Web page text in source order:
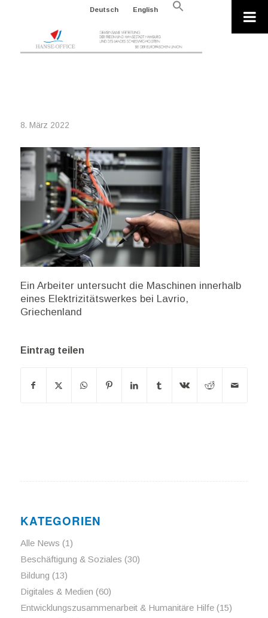
Deutsch English
Search
8. März 2022
Ein Arbeiter untersucht die Maschinen innerhalb
eines Elektrizitätswerkes bei Lavrio,
Griechenland
Eintrag teilen
KATEGORIEN
Alle News (1)
Beschäftigung & Soziales (30)
Bildung (13)
Digitales & Medien (60)
Entwicklungszusammenarbeit & Humanitäre Hilfe(15)